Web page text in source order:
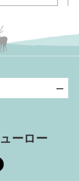
ーロー